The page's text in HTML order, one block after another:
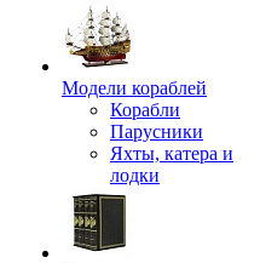
Модели кораблей
Корабли
Парусники
Яхты, катера и
лодки